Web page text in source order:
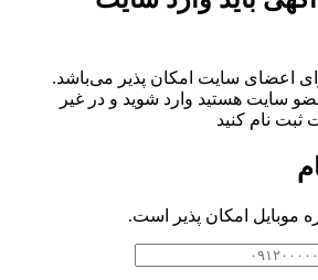
اعضای سایت امکان پذیر می‌باشد.
سایت هستید وارد شوید و در غیر
نام کنید
موبایل امکان پذیر است.